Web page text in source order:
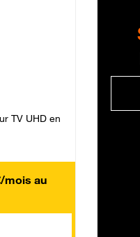
TV UHD en
mois au